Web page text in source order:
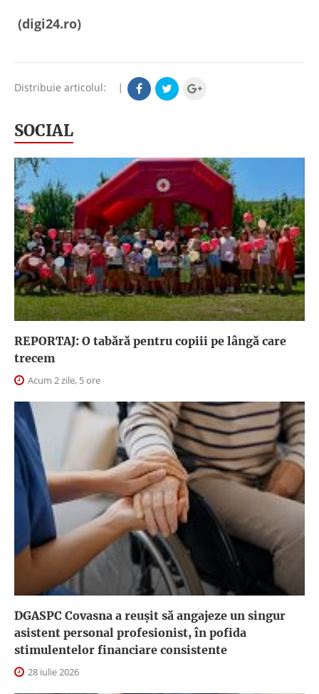
(digi24.ro)
Distribuie articolul: |
SOCIAL
REPORTAJ: O tabără pentru copiii pe lângă care
trecem
Acum 2 zile, 5 ore
DGASPC Covasna a reuşit să angajeze un singur
asistent personal profesionist, în pofida
stimulentelor financiare consistente
28 iulie 2026